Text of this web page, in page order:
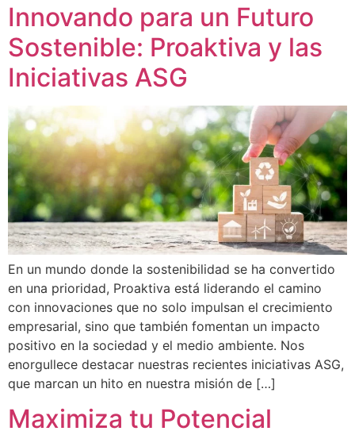
Innovando para un Futuro
Sostenible: Proaktiva y las
Iniciativas ASG
En un mundo donde la sostenibilidad se ha convertido
en una prioridad, Proaktiva está liderando el camino
con innovaciones que no solo impulsan el crecimiento
empresarial, sino que también fomentan un impacto
positivo en la sociedad y el medio ambiente. Nos
enorgullece destacar nuestras recientes iniciativas ASG,
que marcan un hito en nuestra misión de […]
Maximiza tu Potencial